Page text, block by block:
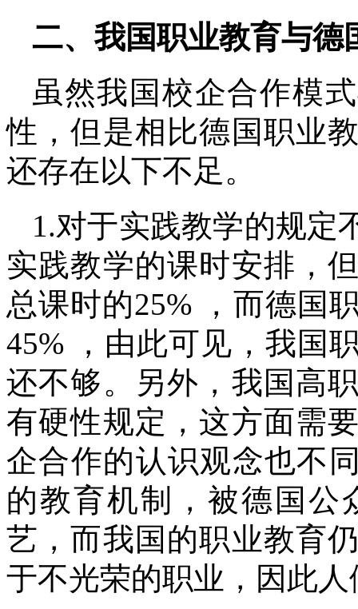
二、我国职业教育与德
虽然我国校企合作模
性，但是相比德国职业
还存在以下不足。
1.对于实践教学的规定
实践教学的课时安排，
总课时的25% ，而德国
45% ，由此可见，我国
还不够。另外，我国高
有硬性规定，这方面需
企合作的认识观念也不
的教育机制，被德国公
艺，而我国的职业教育
于不光荣的职业，因此